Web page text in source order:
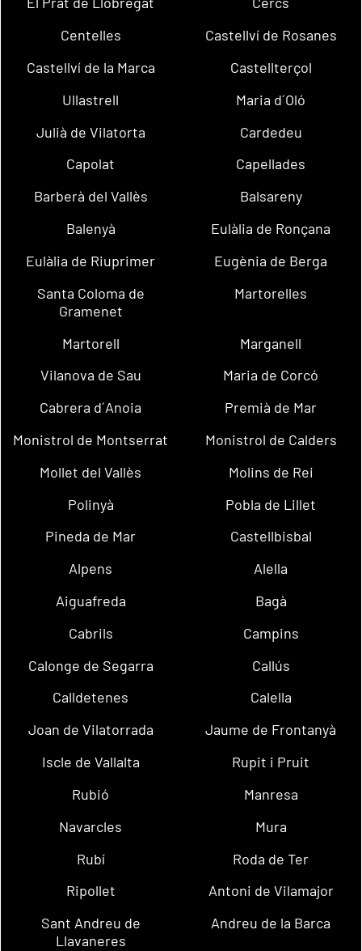
Centelles
Castellví de Rosanes
Castellví de la Marca
Castellterçol
Ullastrell
Maria d´Oló
Julià de Vilatorta
Cardedeu
Capolat
Capellades
Barberà del Vallès
Balsareny
Balenyà
Eulàlia de Ronçana
Eulàlia de Riuprimer
Eugènia de Berga
Santa Coloma de
Gramenet
Martorelles
Martorell
Marganell
Vilanova de Sau
Maria de Corcó
Cabrera d´Anoia
Premià de Mar
Monistrol de Montserrat
Monistrol de Calders
Mollet del Vallès
Molins de Rei
Polinyà
Pobla de Lillet
Pineda de Mar
Castellbisbal
Alpens
Alella
Aiguafreda
Bagà
Cabrils
Campins
Calonge de Segarra
Callús
Calldetenes
Calella
Joan de Vilatorrada
Jaume de Frontanyà
Iscle de Vallalta
Rupit i Pruit
Rubió
Manresa
Navarcles
Mura
Rubí
Roda de Ter
Ripollet
Antoni de Vilamajor
Sant Andreu de
Llavaneres
Andreu de la Barca